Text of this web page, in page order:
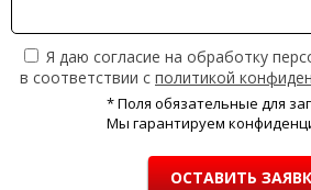
Я даю согласие на обработку
в соответствии с политикой
* Поля обязательные для
Мы гарантируем
ОСТАВИТЬ